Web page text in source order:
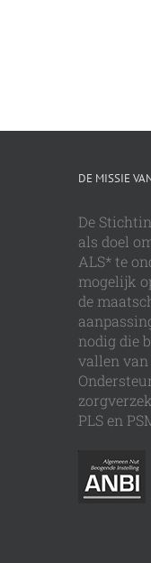
DE MISSIE
De
als doel
ALS* te
mogelijk
de
nodig die
vallen
PLS en